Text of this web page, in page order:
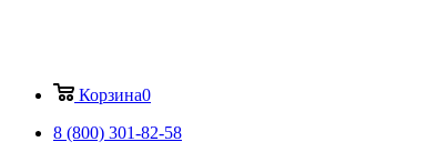
Корзина0
8 (800) 301-82-58